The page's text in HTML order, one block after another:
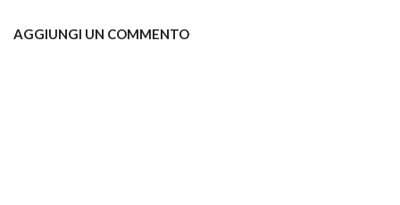
AGGIUNGI UN COMMENTO